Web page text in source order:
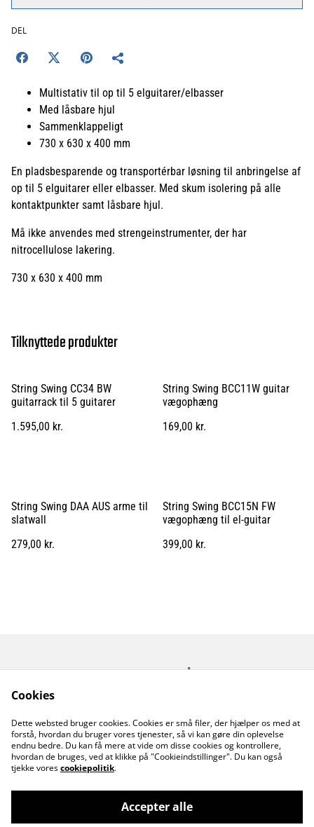
DEL
Multistativ til op til 5 elguitarer/elbasser
Med låsbare hjul
Sammenklappeligt
730 x 630 x 400 mm
En pladsbesparende og transportérbar løsning til anbringelse af
op til 5 elguitarer eller elbasser. Med skum isolering på alle
kontaktpunkter samt låsbare hjul.
Må ikke anvendes med strengeinstrumenter, der har
nitrocellulose lakering.
730 x 630 x 400 mm
Tilknyttede produkter
String Swing CC34 BW
guitarrack til 5 guitarer
1.595,00 kr.
String Swing BCC11W guitar
vægophæng
169,00 kr.
String Swing DAA AUS arme til
slatwall
279,00 kr.
String Swing BCC15N FW
vægophæng til el-guitar
399,00 kr.
Kontakt os
Åbningstider
Cookiepolitik
Cookies
Dette websted bruger cookies. Cookies er små filer, der hjælper os med at
forstå, hvordan du bruger vores tjenester, så vi kan gøre din oplevelse
endnu bedre. Du kan få mere at vide om disse cookies og kontrollere,
hvordan de bruges, ved at klikke på "Cookieindstillinger". Du kan også
tjekke vorescookiepolitik.
Accepter alle